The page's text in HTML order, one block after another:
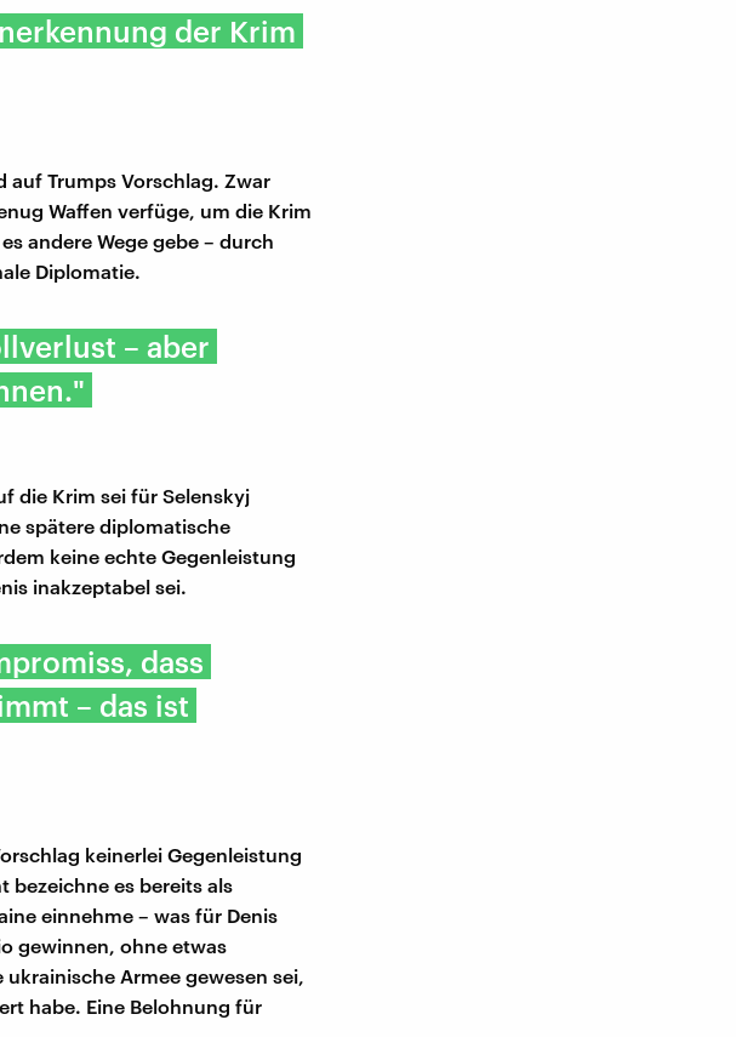
der Krim
auf Trumps Vorschlag. Zwar
Waffen verfüge, um die Krim
andere Wege gebe – durch
Diplomatie.
– aber
die Krim sei für Selenskyj
spätere diplomatische
keine echte Gegenleistung
inakzeptabel sei.
dass
– das ist
keinerlei Gegenleistung
bezeichne es bereits als
einnehme – was für Denis
gewinnen, ohne etwas
Armee gewesen sei,
habe. Eine Belohnung für